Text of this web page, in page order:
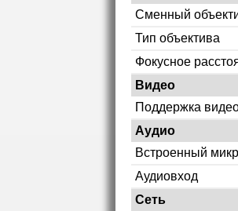
Сменный
Тип объектива
Фокусное
Видео
Поддержка
Аудио
Встроенный
Аудиовход
Сеть